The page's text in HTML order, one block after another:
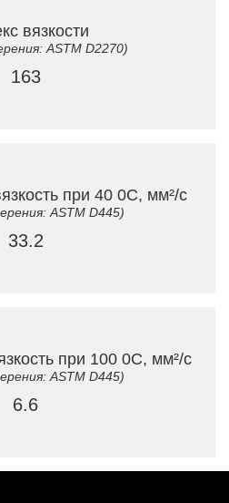
вязкости
ASTM D2270)
163
при 40 0C, мм²/с
ASTM D445)
33.2
при 100 0C, мм²/с
ASTM D445)
6.6